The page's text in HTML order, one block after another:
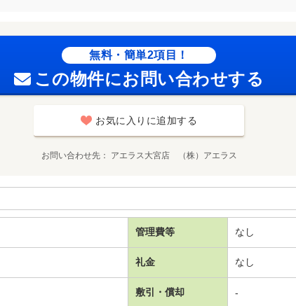
無料・簡単2項目！
この物件にお問い合わせする
お気に入りに追加する
お問い合わせ先 アエラス大宮店 （株）アエラス
管理費等 なし
礼金 なし
敷引・償却 -